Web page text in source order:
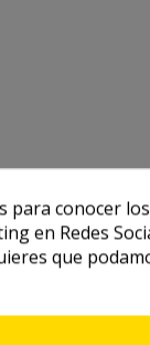
para conocer
en Redes
que